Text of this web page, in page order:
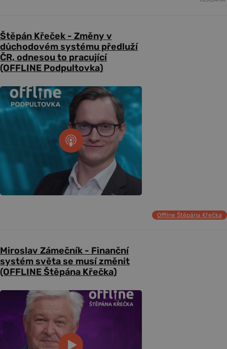
Štěpán Křeček - Změny v
důchodovém systému předluží
ČR, odnesou to pracující
(OFFLINE Podpultovka)
Offline Štěpána Křečka
Miroslav Zámečník - Finanční
systém světa se musí změnit
(OFFLINE Štěpána Křečka)